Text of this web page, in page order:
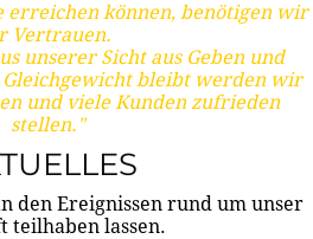
erreichen können, benötigen wir
Vertrauen.
unserer Sicht aus Geben und
Gleichgewicht bleibt werden wir
und viele Kunden zufrieden
stellen."
den Ereignissen rund um unser
teilhaben lassen.